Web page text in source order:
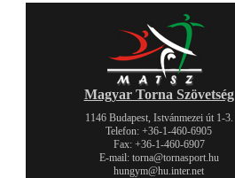
Magyar Torna Szövetség
1146 Budapest, Istvánmezei út 1-3.
Telefon: +36-1-460-6905
Fax: +36-1-460-6907
E-mail: torna@tornasport.hu
hungym@hu.inter.net